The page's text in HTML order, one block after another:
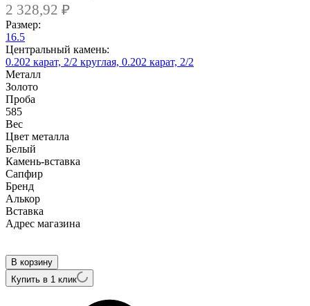
2 328,92 ₽
Размер:
16.5
Центральный камень:
0.202 карат, 2/2 круглая, 0.202 карат, 2/2
Металл
Золото
Проба
585
Вес
Цвет металла
Белый
Камень-вставка
Сапфир
Бренд
Алькор
Вcтавка
Адрес магазина
В корзину
Купить в 1 клик